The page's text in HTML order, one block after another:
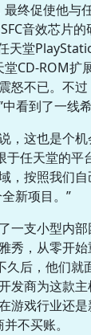
最终促使他与
音效芯片的
天堂
CD-ROM扩
怒不已。不
看到了一线希
，这也是个
于任天堂的平
，按照我们
新项目。”
一支小型内
秀，从零开
后，他们就
商为这款主
游戏行业还
不买账。